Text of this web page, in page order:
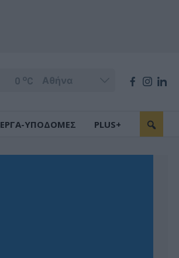
0 oC
ΕΡΓΑ-ΥΠΟΔΟΜΕΣ PLUS+